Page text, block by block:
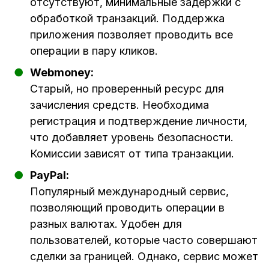
обработкой транзакций. Поддержка
приложения позволяет проводить все
операции в пару кликов.
Webmoney:
Старый, но проверенный ресурс для
зачисления средств. Необходима
регистрация и подтверждение личности,
что добавляет уровень безопасности.
Комиссии зависят от типа транзакции.
PayPal:
Популярный международный сервис,
позволяющий проводить операции в
разных валютах. Удобен для
пользователей, которые часто совершают
сделки за границей. Однако, сервис может